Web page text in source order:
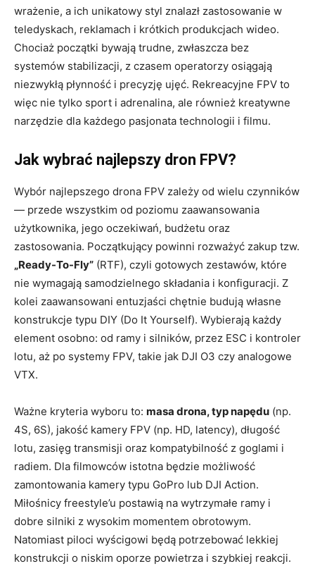
wrażenie, a ich unikatowy styl znalazł zastosowanie w
teledyskach, reklamach i krótkich produkcjach wideo.
Chociaż początki bywają trudne, zwłaszcza bez
systemów stabilizacji, z czasem operatorzy osiągają
niezwykłą płynność i precyzję ujęć. Rekreacyjne FPV to
więc nie tylko sport i adrenalina, ale również kreatywne
narzędzie dla każdego pasjonata technologii i filmu.
Jak wybrać najlepszy dron FPV?
Wybór najlepszego drona FPV zależy od wielu czynników
— przede wszystkim od poziomu zaawansowania
użytkownika, jego oczekiwań, budżetu oraz
zastosowania. Początkujący powinni rozważyć zakup tzw.
„Ready-To-Fly” (RTF), czyli gotowych zestawów, które
nie wymagają samodzielnego składania i konfiguracji. Z
kolei zaawansowani entuzjaści chętnie budują własne
konstrukcje typu DIY (Do It Yourself). Wybierają każdy
element osobno: od ramy i silników, przez ESC i kontroler
lotu, aż po systemy FPV, takie jak DJI O3 czy analogowe
VTX.
Ważne kryteria wyboru to: masa drona, typ napędu (np.
4S, 6S), jakość kamery FPV (np. HD, latency), długość
lotu, zasięg transmisji oraz kompatybilność z goglami i
radiem. Dla filmowców istotna będzie możliwość
zamontowania kamery typu GoPro lub DJI Action.
Miłośnicy freestyle’u postawią na wytrzymałe ramy i
dobre silniki z wysokim momentem obrotowym.
Natomiast piloci wyścigowi będą potrzebować lekkiej
konstrukcji o niskim oporze powietrza i szybkiej reakcji.